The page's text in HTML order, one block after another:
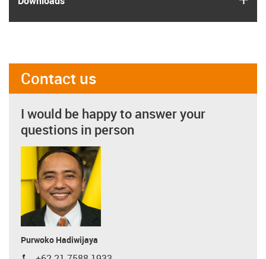
Contact us
I would be happy to answer your
questions in person
Purwoko Hadiwijaya